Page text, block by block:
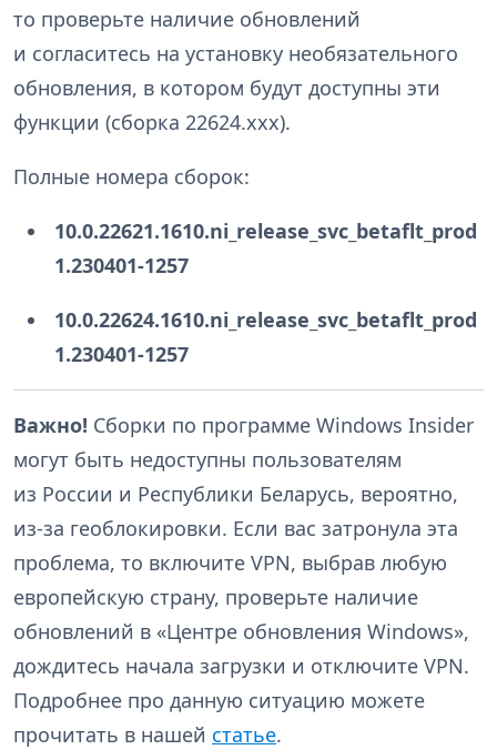
то проверьте наличие обновлений
и согласитесь на установку необязательного
обновления, в котором будут доступны эти
функции (сборка 22624.xxx).
Полные номера сборок:
10.0.22621.1610.ni_release_svc_betaflt_prod
1.230401-1257
10.0.22624.1610.ni_release_svc_betaflt_prod
1.230401-1257
Важно! Сборки по программе Windows Insider
могут быть недоступны пользователям
из России и Республики Беларусь, вероятно,
из-за геоблокировки. Если вас затронула эта
проблема, то включите VPN, выбрав любую
европейскую страну, проверьте наличие
обновлений в «Центре обновления Windows»,
дождитесь начала загрузки и отключите VPN.
Подробнее про данную ситуацию можете
прочитать в нашей статье.